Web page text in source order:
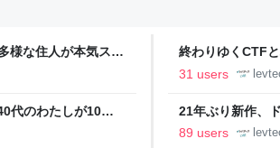
様な住人が本気スキ
”戦略 東京・中央
終わりゆくCTF
ること【フォー
31 users
代のわたしが10年
21年ぶり新作、
ついて作者に聞
89 users